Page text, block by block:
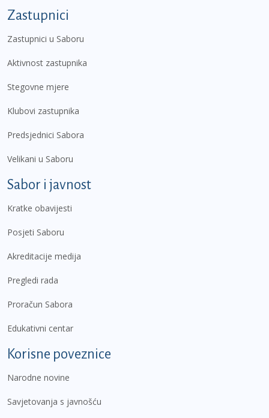
Zastupnici
Zastupnici u Saboru
Aktivnost zastupnika
Stegovne mjere
Klubovi zastupnika
Predsjednici Sabora
Velikani u Saboru
Sabor i javnost
Kratke obavijesti
Posjeti Saboru
Akreditacije medija
Pregledi rada
Proračun Sabora
Edukativni centar
Korisne poveznice
Narodne novine
Savjetovanja s javnošću